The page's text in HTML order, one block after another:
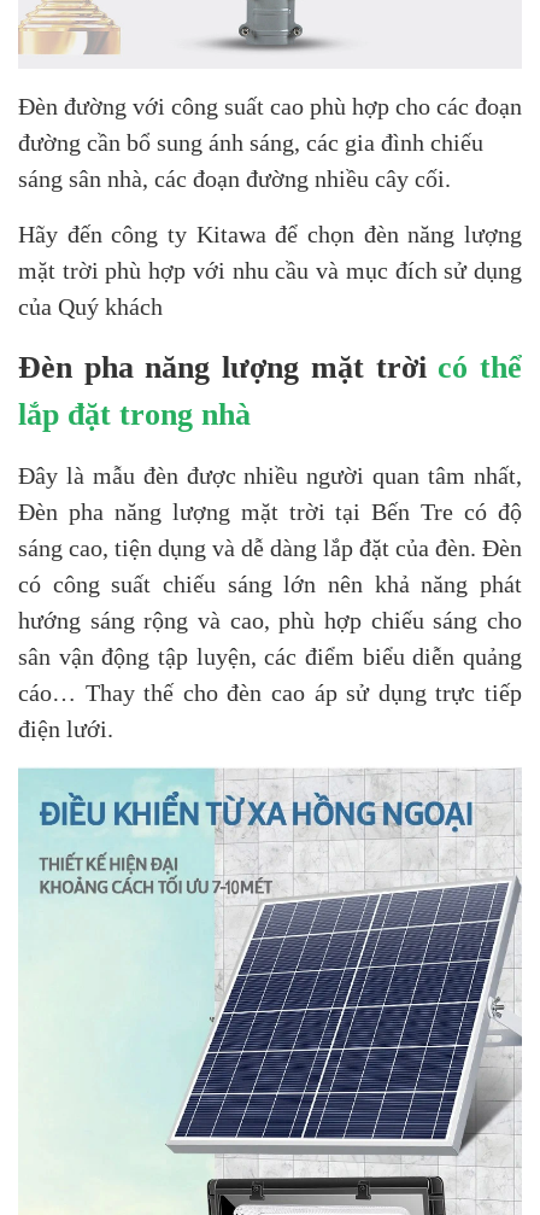
Đèn đường với công suất cao phù hợp cho các đoạn
đường cần bổ sung ánh sáng, các gia đình chiếu
sáng sân nhà, các đoạn đường nhiều cây cối.
Hãy đến công ty Kitawa để chọn đèn năng lượng
mặt trời phù hợp với nhu cầu và mục đích sử dụng
của Quý khách
Đèn pha năng lượng mặt trời có thể
lắp đặt trong nhà
Đây là mẫu đèn được nhiều người quan tâm nhất,
Đèn pha năng lượng mặt trời tại Bến Tre có độ
sáng cao, tiện dụng và dễ dàng lắp đặt của đèn. Đèn
có công suất chiếu sáng lớn nên khả năng phát
hướng sáng rộng và cao, phù hợp chiếu sáng cho
sân vận động tập luyện, các điểm biểu diễn quảng
cáo… Thay thế cho đèn cao áp sử dụng trực tiếp
điện lưới.